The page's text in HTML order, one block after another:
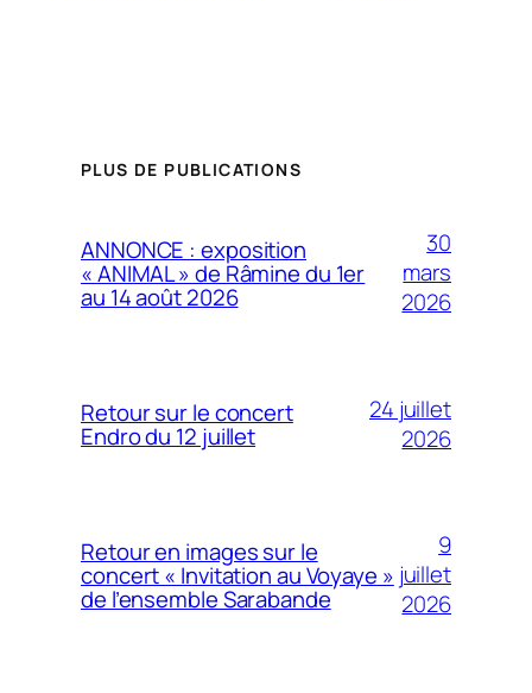
PLUS DE PUBLICATIONS
ANNONCE : exposition
« ANIMAL » de Râmine du 1er
au 14 août 2026
30
mars
2026
Retour sur le concert
Endro du 12 juillet
24 juillet
2026
Retour en images sur le
concert « Invitation au Voyaye »
de l’ensemble Sarabande
9
juillet
2026